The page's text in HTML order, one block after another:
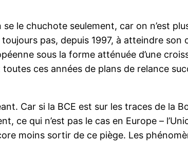
se le chuchote seulement, car on n’est
pas, depuis 1997, à atteindre son
sous la forme atténuée d’une
ces années de plans de relance
Car si la BCE est sur les traces de la
ce qui n’est pas le cas en Europe –
moins sortir de ce piège. Les